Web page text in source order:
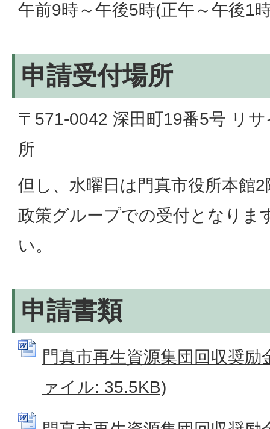
午前9時～午後5時(正午～午後1
申請受付場所
〒571-0042 深田町19番5号 リ
所
但し、水曜日は門真市役所本館
政策グループでの受付となりま
い。
申請書類
門真市再生資源集団回収奨励
ァイル: 35.5KB)